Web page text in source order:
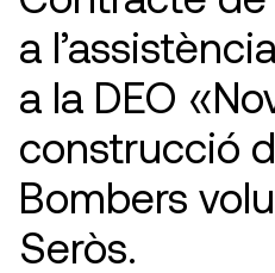
a
a la DEO
construcció
Bombers
Seròs.